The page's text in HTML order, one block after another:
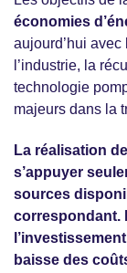
économies
aujourd’hui
l’industrie, la
technologie
majeurs dans la
La réalisation
s’appuyer
sources
correspondant.
baisse des